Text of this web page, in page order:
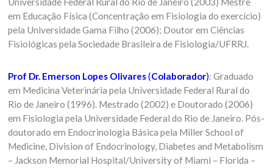
em Educação Física (Concentração em Fisiologia do exercício)
pela Universidade Gama Filho (2006); Doutor em Ciências
Fisiológicas pela Sociedade Brasileira de Fisiologia/UFRRJ.
Prof Dr. Emerson Lopes Olivares(Colaborador): Graduado
em Medicina Veterinária pela Universidade Federal Rural do
Rio de Janeiro (1996). Mestrado (2002) e Doutorado (2006)
em Fisiologia pela Universidade Federal do Rio de Janeiro. Pós-
doutorado em Endocrinologia Básica pela Miller School of
Medicine, Division of Endocrinology, Diabetes and Metabolism
– Jackson Memorial Hospital/University of Miami – Florida –